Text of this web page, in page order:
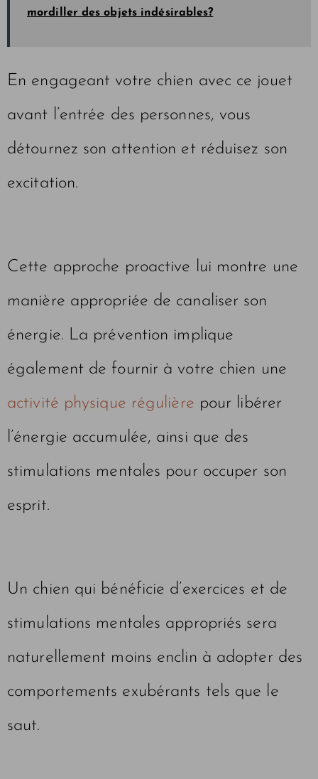
mordiller des objets indésirables?
En engageant votre chien avec ce jouet
avant l’entrée des personnes, vous
détournez son attention et réduisez son
excitation.
Cette approche proactive lui montre une
manière appropriée de canaliser son
énergie. La prévention implique
également de fournir à votre chien une
activité physique régulière pour libérer
l’énergie accumulée, ainsi que des
stimulations mentales pour occuper son
esprit.
Un chien qui bénéficie d’exercices et de
stimulations mentales appropriés sera
naturellement moins enclin à adopter des
comportements exubérants tels que le
saut.